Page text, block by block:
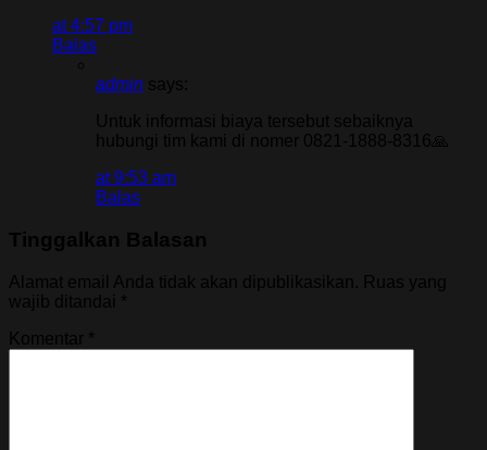
at 4:57 pm
Balas
admin says:
Untuk informasi biaya tersebut sebaiknya
hubungi tim kami di nomer 0821-1888-8316🙏
at 9:53 am
Balas
Tinggalkan Balasan
Alamat email Anda tidak akan dipublikasikan. Ruas yang
wajib ditandai
Komentar